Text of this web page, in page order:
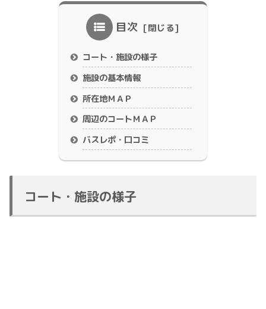
目次
コート・施設の様子
施設の基本情報
所在地ＭＡＰ
周辺のコートＭＡＰ
バスレポ・口コミ
コート・施設の様子